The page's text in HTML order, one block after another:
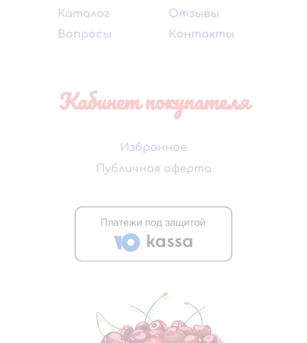
Каталог
Вопросы
Отзывы
Контакты
Кабинет покупателя
Избранное
Публичная оферта